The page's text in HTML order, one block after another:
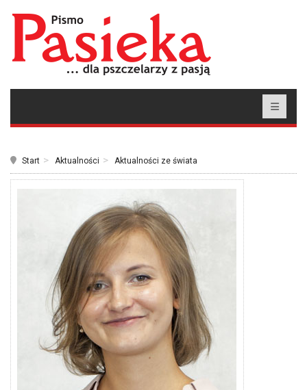
Start Aktualności Aktualności ze świata